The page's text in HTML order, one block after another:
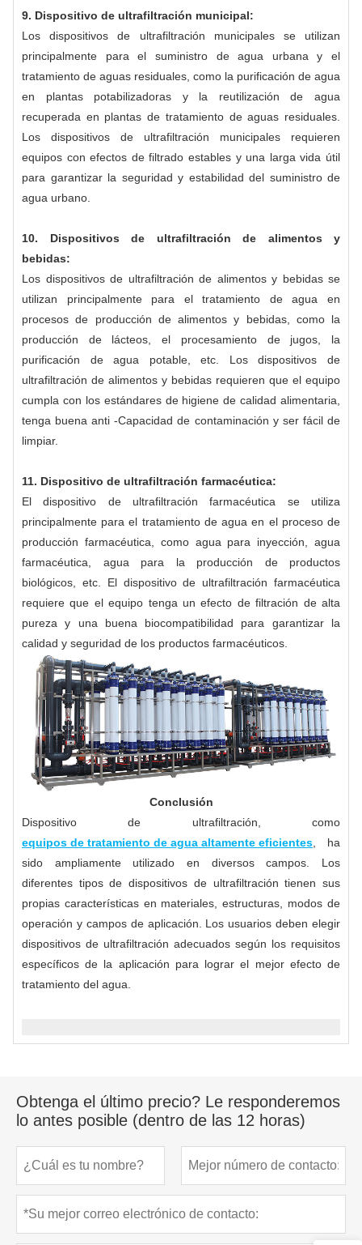
9. Dispositivo de ultrafiltración municipal:
Los dispositivos de ultrafiltración municipales se utilizan
principalmente para el suministro de agua urbana y el
tratamiento de aguas residuales, como la purificación de agua
en plantas potabilizadoras y la reutilización de agua
recuperada en plantas de tratamiento de aguas residuales.
Los dispositivos de ultrafiltración municipales requieren
equipos con efectos de filtrado estables y una larga vida útil
para garantizar la seguridad y estabilidad del suministro de
agua urbano.
10. Dispositivos de ultrafiltración de alimentos y
bebidas:
Los dispositivos de ultrafiltración de alimentos y bebidas se
utilizan principalmente para el tratamiento de agua en
procesos de producción de alimentos y bebidas, como la
producción de lácteos, el procesamiento de jugos, la
purificación de agua potable, etc. Los dispositivos de
ultrafiltración de alimentos y bebidas requieren que el equipo
cumpla con los estándares de higiene de calidad alimentaria,
tenga buena anti -Capacidad de contaminación y ser fácil de
limpiar.
11. Dispositivo de ultrafiltración farmacéutica:
El dispositivo de ultrafiltración farmacéutica se utiliza
principalmente para el tratamiento de agua en el proceso de
producción farmacéutica, como agua para inyección, agua
farmacéutica, agua para la producción de productos
biológicos, etc. El dispositivo de ultrafiltración farmacéutica
requiere que el equipo tenga un efecto de filtración de alta
pureza y una buena biocompatibilidad para garantizar la
calidad y seguridad de los productos farmacéuticos.
Conclusión
Dispositivo de ultrafiltración, como
equipos de tratamiento de agua altamente eficientes , ha
sido ampliamente utilizado en diversos campos. Los
diferentes tipos de dispositivos de ultrafiltración tienen sus
propias características en materiales, estructuras, modos de
operación y campos de aplicación. Los usuarios deben elegir
dispositivos de ultrafiltración adecuados según los requisitos
específicos de la aplicación para lograr el mejor efecto de
tratamiento del agua.
Obtenga el último precio? Le responderemos
lo antes posible (dentro de las 12 horas)